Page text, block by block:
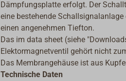
Dämpfungsplatte erfolgt. Der
eine bestehende
einen angenehmen Tiefton.
Das im data sheet (siehe
Elektormagnetventil gehört nicht
Das Membrangehäuse ist aus
Technische Daten